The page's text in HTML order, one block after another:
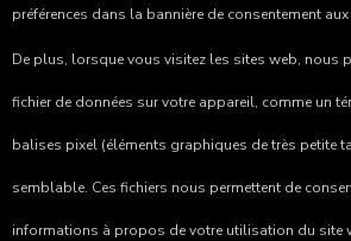
préférences dans la bannière de consentement
De plus, lorsque vous visitez les sites web, nous
fichier de données sur votre appareil, comme un
balises pixel (éléments graphiques de très petite
semblable. Ces fichiers nous permettent de
informations à propos de votre utilisation du site